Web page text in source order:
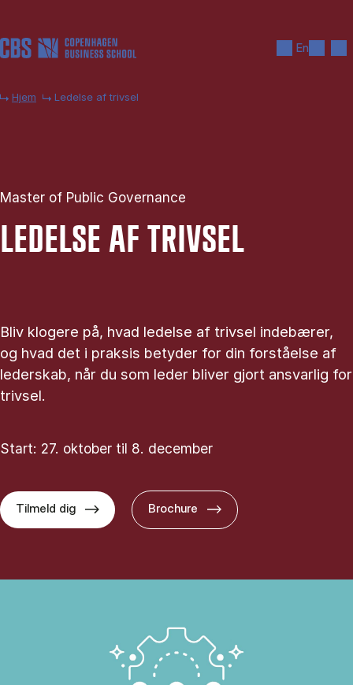
En
Hjem Ledelse af trivsel
Master of Public Governance
LE­DEL­SE AF TRIV­SEL
Bliv klogere på, hvad ledelse af trivsel indebærer,
og hvad det i praksis betyder for din forståelse af
lederskab, når du som leder bliver gjort ansvarlig for
trivsel.
Start: 27. oktober til 8. december
Tilmeld dig Brochure